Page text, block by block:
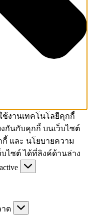
ใช้งานเทคโนโลยีคุกกี้
กันกับคุกกี้ บนเว็บไซต์
และ นโยบายความ
ไซต์ ได้ที่ลิงค์ด้านล่าง
ด